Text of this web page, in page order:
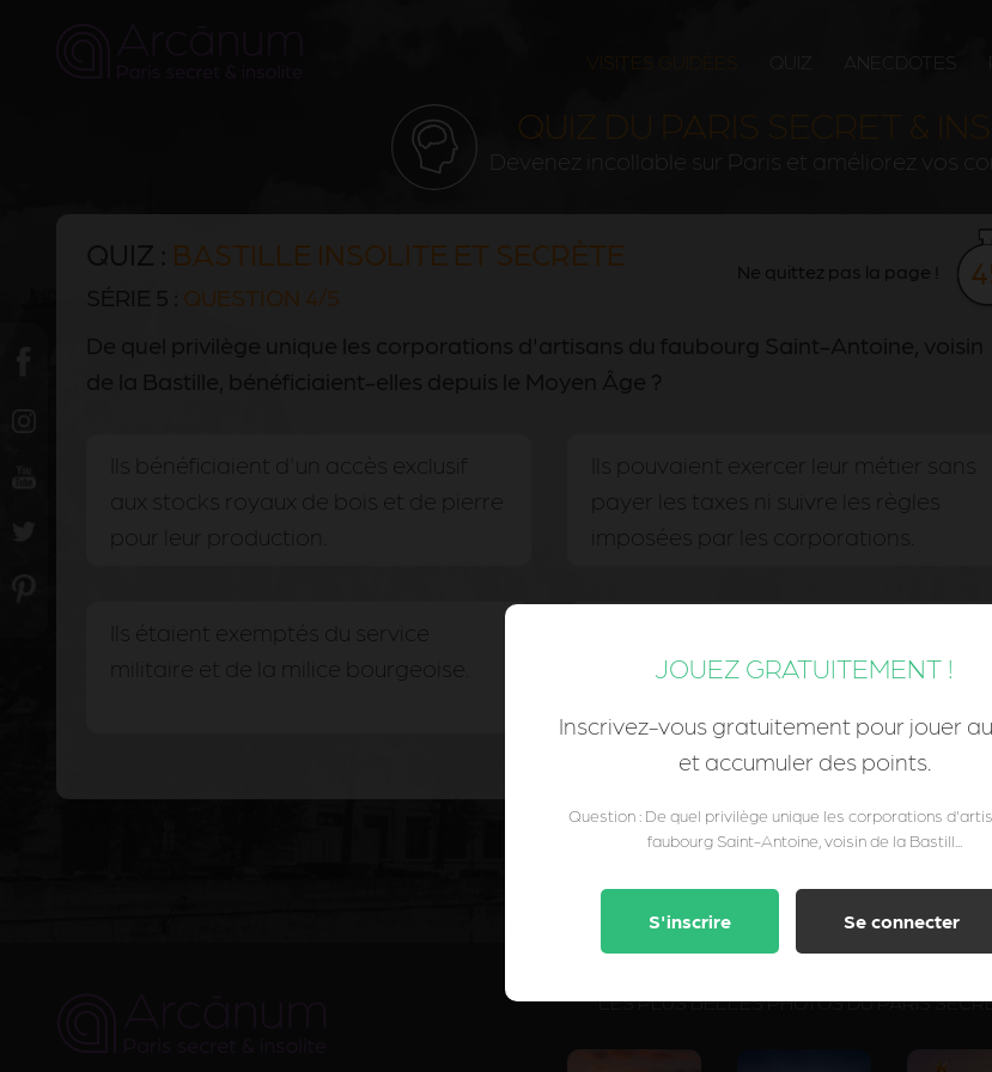
VISITES GUIDÉES QUIZ ANECDOTES
QUIZ DU PARIS SECRET &
Devenez incollable sur Paris et améliorez vos
Ne quittez pas la page !
BASTILLE INSOLITE ET SECRÈTE
QUESTION 4/5
Ils bénéficiaient d'un accès exclusif
aux stocks royaux de bois et de pierre
pour leur production.
Ils pouvaient exercer leur métier sans
payer les taxes ni suivre les règles
imposées par les corporations.
Ils étaient exemptés du service
militaire et de la milice bourgeoise.
d'apprentis non rémunérés qu'ils le
JOUEZ GRATUITEMENT !
Inscrivez-vous gratuitement pour jouer
et accumuler des points.
Question : De quel privilège unique les corporations
faubourg Saint-Antoine, voisin de la Bastill...
S'inscrire Se connecter
LES PLUS BELLES PHOTOS DU PARIS